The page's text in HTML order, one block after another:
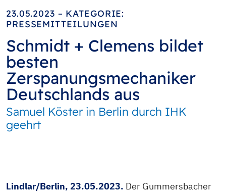
23.05.2023 – KATEGORIE:
PRESSEMITTEILUNGEN
Schmidt + Clemens bildet
besten
Zerspanungsmechaniker
Deutschlands aus
Samuel Köster in Berlin durch IHK
geehrt
Lindlar/Berlin, 23.05.2023. Der Gummersbacher